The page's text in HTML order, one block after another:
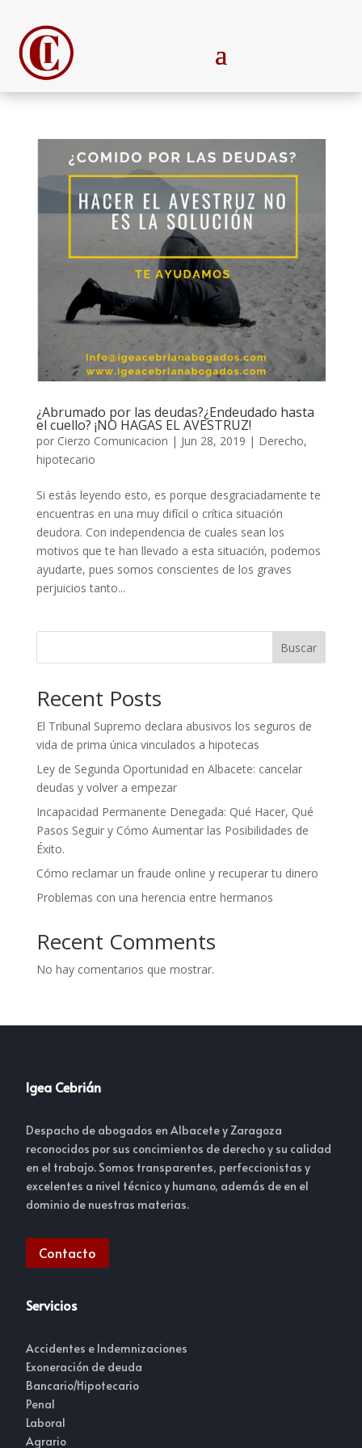
¿Abrumado por las deudas?¿Endeudado hasta
el cuello? ¡NO HAGAS EL AVESTRUZ!
por Cierzo Comunicacion | Jun 28, 2019 | Derecho,
hipotecario
Si estás leyendo esto, es porque desgraciadamente te
encuentras en una muy difícil o crítica situación
deudora. Con independencia de cuales sean los
motivos que te han llevado a esta situación, podemos
ayudarte, pues somos conscientes de los graves
perjuicios tanto...
Buscar
Recent Posts
El Tribunal Supremo declara abusivos los seguros de
vida de prima única vinculados a hipotecas
Ley de Segunda Oportunidad en Albacete: cancelar
deudas y volver a empezar
Incapacidad Permanente Denegada: Qué Hacer, Qué
Pasos Seguir y Cómo Aumentar las Posibilidades de
Éxito.
Cómo reclamar un fraude online y recuperar tu dinero
Problemas con una herencia entre hermanos
Recent Comments
No hay comentarios que mostrar.
Igea Cebrián
Despacho de abogados en Albacete y Zaragoza
reconocidos por sus concimientos de derecho y su calidad
en el trabajo. Somos transparentes, perfeccionistas y
excelentes a nivel técnico y humano, además de en el
dominio de nuestras materias.
Contacto
Servicios
Accidentes e Indemnizaciones
Exoneración de deuda
Bancario/Hipotecario
Penal
Laboral
Agrario